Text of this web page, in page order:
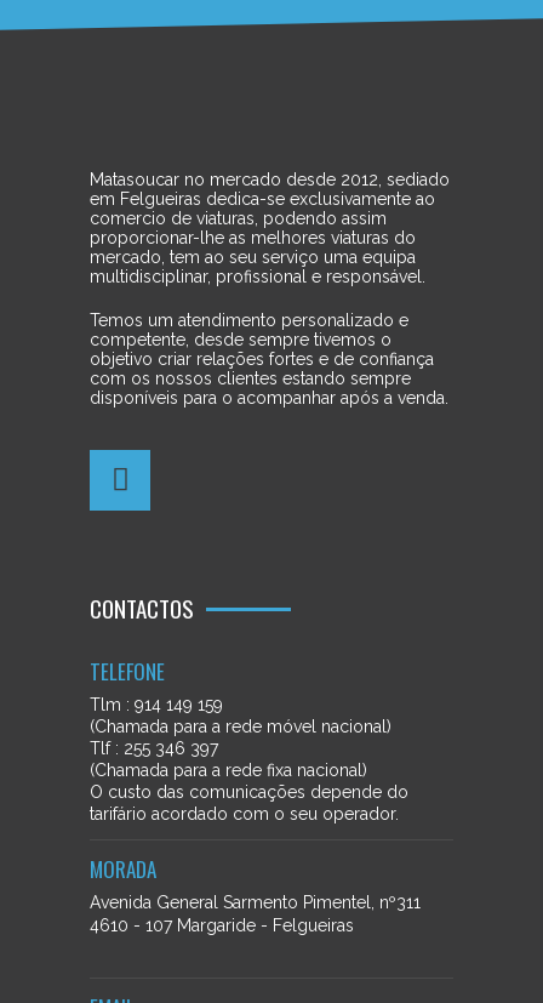
Matasoucar no mercado desde 2012, sediado
em Felgueiras dedica-se exclusivamente ao
comercio de viaturas, podendo assim
proporcionar-lhe as melhores viaturas do
mercado, tem ao seu serviço uma equipa
multidisciplinar, profissional e responsável.
Temos um atendimento personalizado e
competente, desde sempre tivemos o
objetivo criar relações fortes e de confiança
com os nossos clientes estando sempre
disponíveis para o acompanhar após a venda.
CONTACTOS
TELEFONE
Tlm : 914 149 159
(Chamada para a rede móvel nacional)
Tlf : 255 346 397
(Chamada para a rede fixa nacional)
O custo das comunicações depende do
tarifário acordado com o seu operador.
MORADA
Avenida General Sarmento Pimentel, nº311
4610 - 107 Margaride - Felgueiras